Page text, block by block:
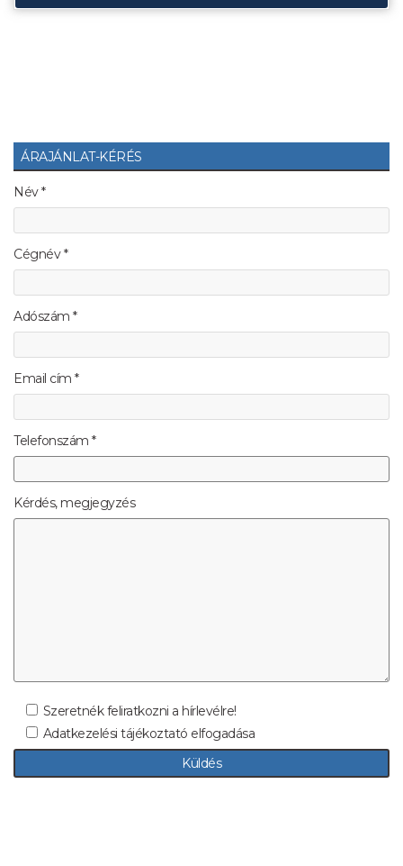
ÁRAJÁNLAT-KÉRÉS
Név *
Cégnév *
Adószám *
Email cím *
Telefonszám *
Kérdés, megjegyzés
Szeretnék feliratkozni a hírlevélre!
Adatkezelési tájékoztató elfogadása